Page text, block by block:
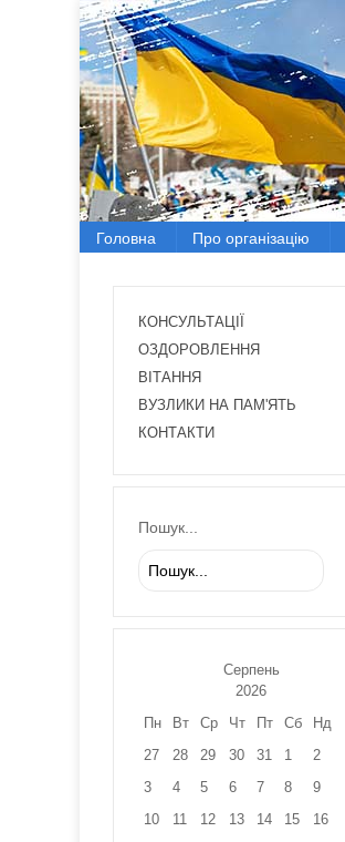
Головна
Про організацію
Документація
Електронний вісник
Новини з регіонів
Головна Про організацію
КОНСУЛЬТАЦІЇ
ОЗДОРОВЛЕННЯ
ВІТАННЯ
ВУЗЛИКИ НА ПАМ'ЯТЬ
КОНТАКТИ
Пошук...
Серпень
2026
Пн
Вт Ср Чт Пт Сб
Нд
27
28 29 30 31 1
2
3
4 5 6 7 8
9
10
11 12 13 14 15
16